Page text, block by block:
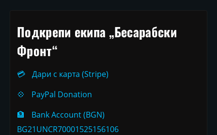
Подкрепи екипа „Бесарабски
Фронт“
💳
Дари с карта (Stripe)
💠
PayPal Donation
🏦
Bank Account (BGN)
BG21UNCR70001525156106